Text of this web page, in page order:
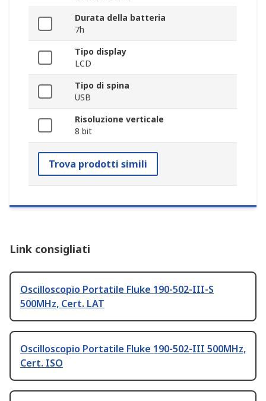
Durata della batteria
7h
Tipo display
LCD
Tipo di spina
USB
Risoluzione verticale
8 bit
Trova prodotti simili
Link consigliati
Oscilloscopio Portatile Fluke 190-502-III-S
500MHz, Cert. LAT
Oscilloscopio Portatile Fluke 190-502-III 500MHz,
Cert. ISO